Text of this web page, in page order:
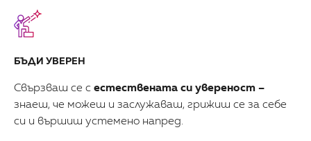
БЪДИ УВЕРЕН
Свързваш се с естествената си увереност –
знаеш, че можеш и заслужаваш, грижиш се за себе
си и вършиш устемено напред.